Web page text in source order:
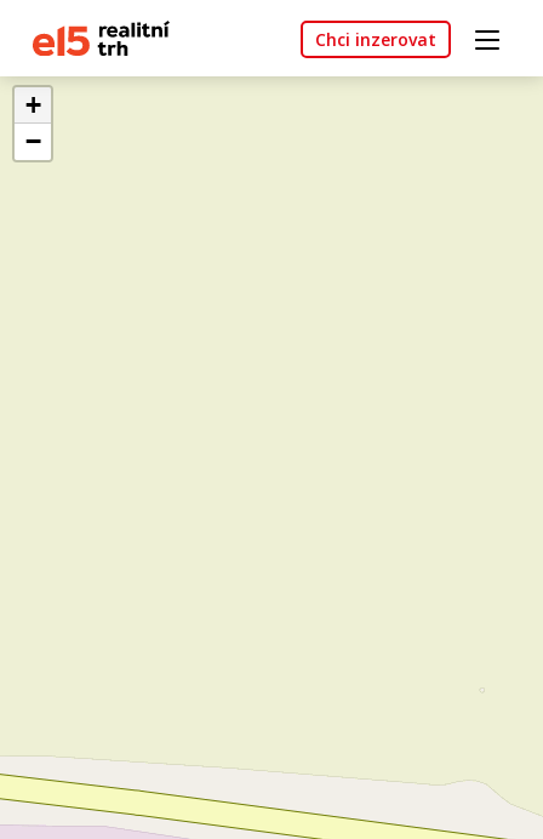
Chci inzerovat
+
−